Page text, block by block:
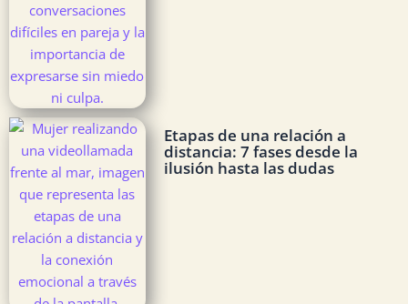
Etapas de una relación a
distancia: 7 fases desde la
ilusión hasta las dudas